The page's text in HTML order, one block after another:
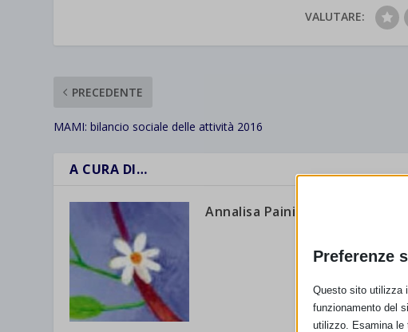
VALUTARE:
PRECEDENTE
MAMI: bilancio sociale delle attività 2016
A CURA DI…
Annalisa Paini
Preferenze
Questo sito utilizza
funzionamento del
utilizzo. Esamina le